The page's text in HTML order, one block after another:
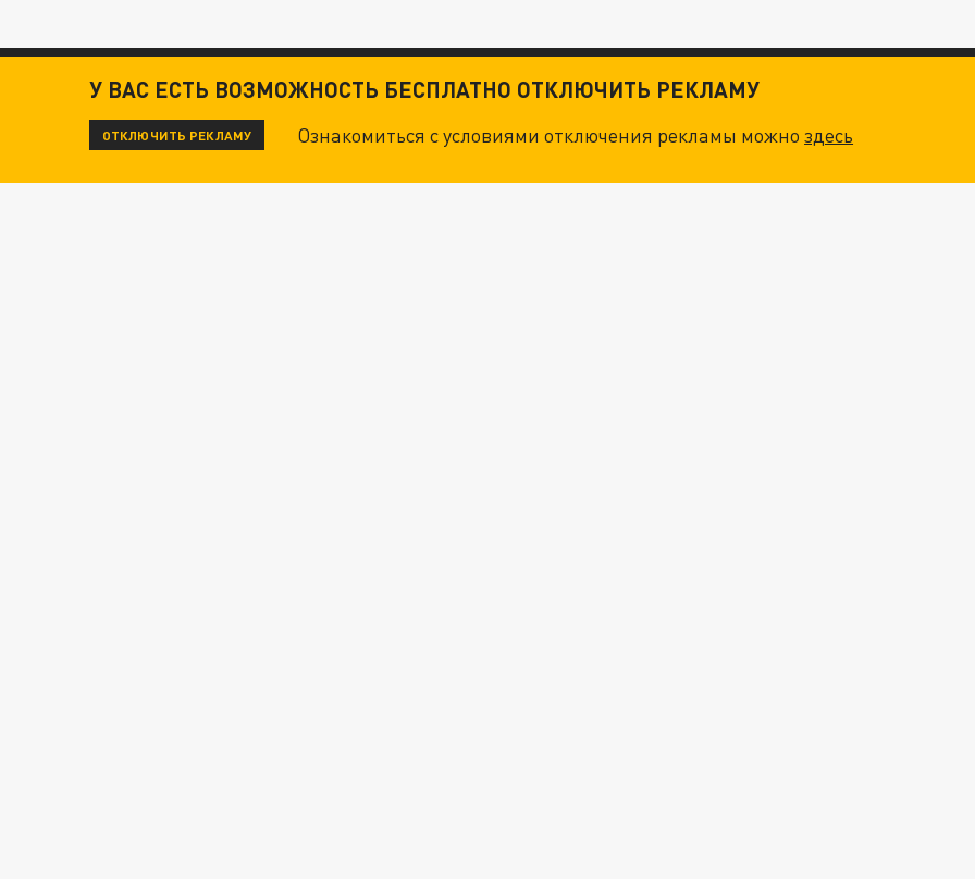
У ВАС ЕСТЬ ВОЗМОЖНОСТЬ БЕСПЛАТНО ОТКЛЮЧИТЬ РЕКЛАМУ
ОТКЛЮЧИТЬ РЕКЛАМУ Ознакомиться с условиями отключения рекламы можноздесь